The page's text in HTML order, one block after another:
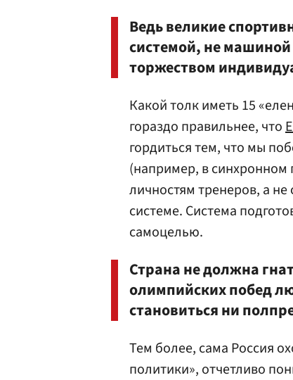
Ведь великие
системой, не
торжеством
Какой толк иметь 15
гораздо правильнее, что
гордиться тем, что мы
(например, в синхронном
личностям тренеров, а
системе. Система
самоцелью.
Страна не должна
олимпийских побед
становиться ни
Тем более, сама Россия
политики», отчетливо